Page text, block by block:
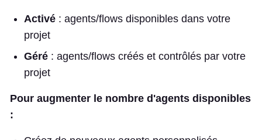
Activé : agents/flows disponibles dans votre
projet
Géré : agents/flows créés et contrôlés par votre
projet
Pour augmenter le nombre d'agents disponibles
: